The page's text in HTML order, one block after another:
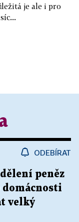
je ale i pro
ODEBÍRAT
peněz
domácnosti
velký